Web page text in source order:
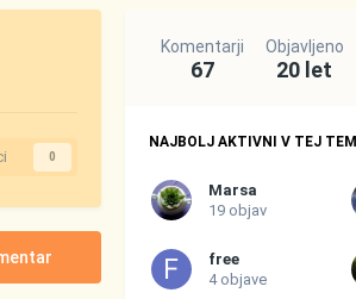
0
Komentarji
67
Objavljeno
20 let
NAJBOLJ AKTIVNI V TEJ TEMI
Marsa
19 objav
free
4 objave